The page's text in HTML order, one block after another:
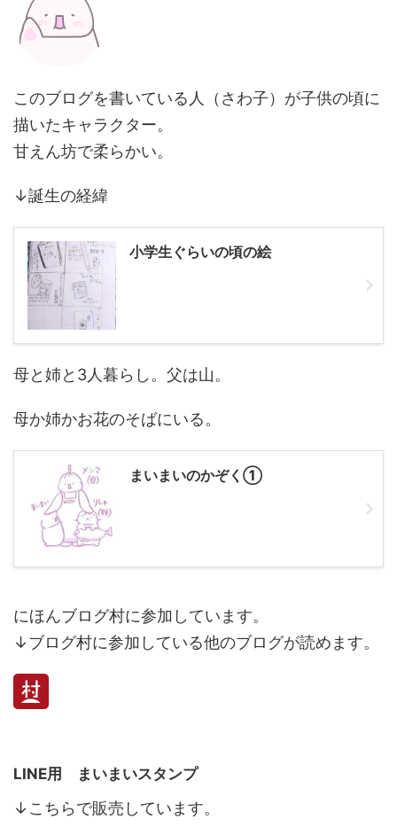
このブログを書いている人（さわ子）が子供の頃に
描いたキャラクター。
甘えん坊で柔らかい。
↓誕生の経緯
小学生ぐらいの頃の絵
母と姉と3人暮らし。父は山。
母か姉かお花のそばにいる。
まいまいのかぞく①
にほんブログ村に参加しています。
↓ブログ村に参加している他のブログが読めます。
LINE用 まいまいスタンプ
↓こちらで販売しています。